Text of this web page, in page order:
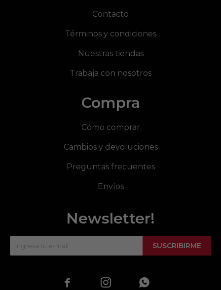
Contacto
Términos y condiciones
Nuestras tiendas
Trabaja con nosotros
Compra
Cómo comprar
Cambios y devoluciones
Preguntas frecuentes
Envíos
Newsletter!
SUSCRIBIRME
  